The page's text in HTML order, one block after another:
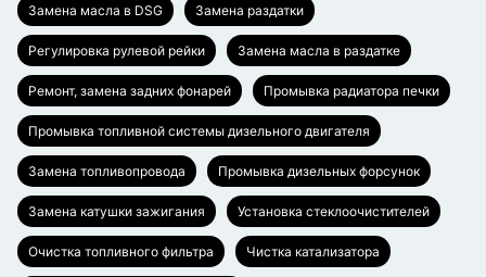
Замена масла в DSG Замена раздатки
Регулировка рулевой рейки Замена масла в раздатке
Ремонт, замена задних фонарей Промывка радиатора печки
Промывка топливной системы дизельного двигателя
Замена топливопровода Промывка дизельных форсунок
Замена катушки зажигания Установка стеклоочистителей
Очистка топливного фильтра Чистка катализатора